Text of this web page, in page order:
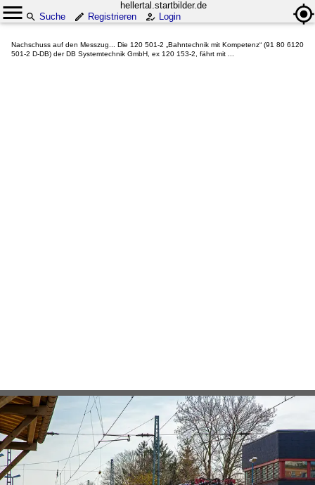
hellertal.startbilder.de
Suche
Registrieren Login
Nachschuss auf den Messzug... Die 120 501-2 „Bahntechnik mit Kompetenz“ (91 80 6120
501-2 D-DB) der DB Systemtechnik GmbH, ex 120 153-2, fährt mit ...